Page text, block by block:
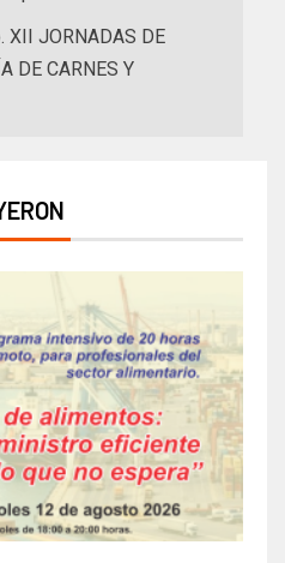
XII JORNADAS DE
DE CARNES Y